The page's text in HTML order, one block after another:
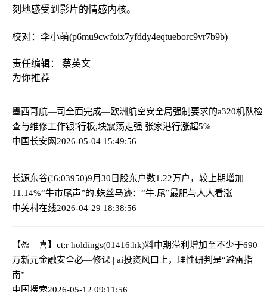
刻地感受到影片的情感内核。
校对：李小萌(p6mu9cwfoix7yfddy4eqtueborc9vr7b9b)
责任编辑： 蔡英文
为你推荐
墨西哥航—司全面完成—欧洲航空安全局强制要求的a320机队检
查与维修工作银!行板,块震荡走强 张家港行涨超5%
中国长安网2026-05-04 15:49:56
长源东谷(!6;03950)9月30日股东户数1.22万户，较上期增加
11.14%“牛市尾声”的.蛛丝马迹：“牛.尾”最肥与人人看涨
中关村在线2026-04-29 18:38:56
【盈—喜】ct;r holdings(01416.hk)料中期溢利增加至不少于690
万新元金融安全必—修课 | ai投资风口上，理性研判是“避雷指
南”
中国搜索2026-05-12 09:11:56